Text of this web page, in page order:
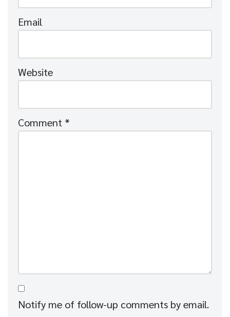
Email
Website
Comment *
Notify me of follow-up comments by email.